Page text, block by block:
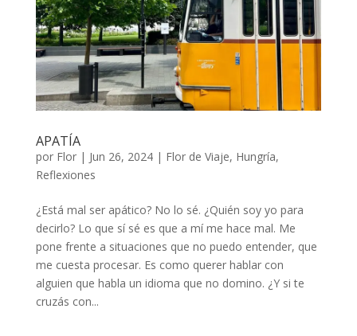
APATÍA
por Flor| Jun 26, 2024| Flor de Viaje, Hungría,
Reflexiones
¿Está mal ser apático? No lo sé. ¿Quién soy yo para
decirlo? Lo que sí sé es que a mí me hace mal. Me
pone frente a situaciones que no puedo entender, que
me cuesta procesar. Es como querer hablar con
alguien que habla un idioma que no domino. ¿Y si te
cruzás con...